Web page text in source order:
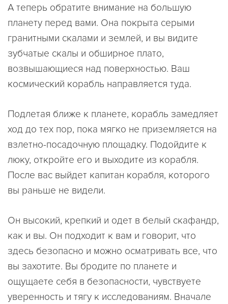
А теперь обратите внимание на большую
планету перед вами. Она покрыта серыми
гранитными скалами и землей, и вы видите
зубчатые скалы и обширное плато,
возвышающиеся над поверхностью. Ваш
космический корабль направляется туда.
Подлетая ближе к планете, корабль замедляет
ход до тех пор, пока мягко не приземляется на
взлетно-посадочную площадку. Подойдите к
люку, откройте его и выходите из корабля.
После вас выйдет капитан корабля, которого
вы раньше не видели.
Он высокий, крепкий и одет в белый скафандр,
как и вы. Он подходит к вам и говорит, что
здесь безопасно и можно осматривать все, что
вы захотите. Вы бродите по планете и
ощущаете себя в безопасности, чувствуете
уверенность и тягу к исследованиям. Вначале